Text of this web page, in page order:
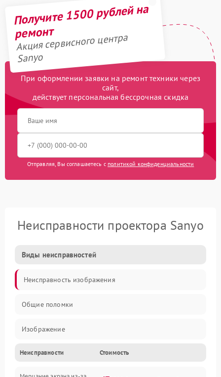
Получите 1500 рублей на
ремонт
Акция сервисного центра
Sanyo
При оформлении заявки на ремонт техники через
сайт,
действует персональная бессрочная скидка
Отправляя, Вы соглашаетесь с политикой конфиденциальности
Неисправности проектора Sanyo
Виды неисправностей
Неисправность изображения
Общие поломки
Изображение
Лампа подсветки
Неисправности Стоимость